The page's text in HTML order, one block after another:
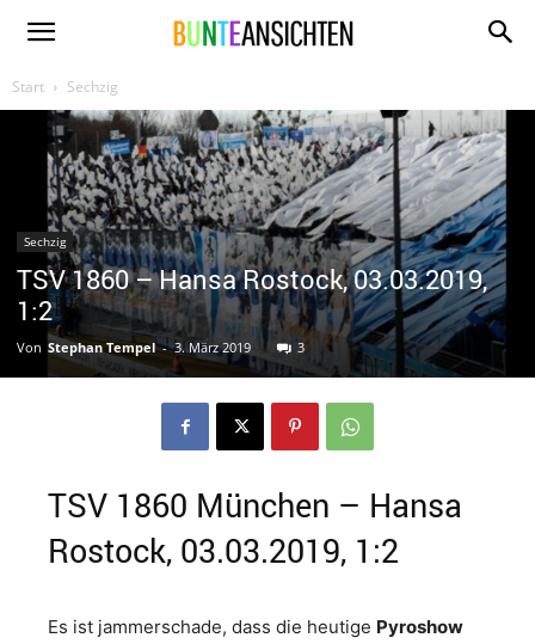
www.bunte-
ansichten.de
Start Sechzig
Sechzig
TSV 1860 – Hansa Rostock, 03.03.2019,
1:2
Von Stephan Tempel - 3. März 2019 3
TSV 1860 München – Hansa
Rostock, 03.03.2019, 1:2
Es ist jammerschade, dass die heutige Pyroshow